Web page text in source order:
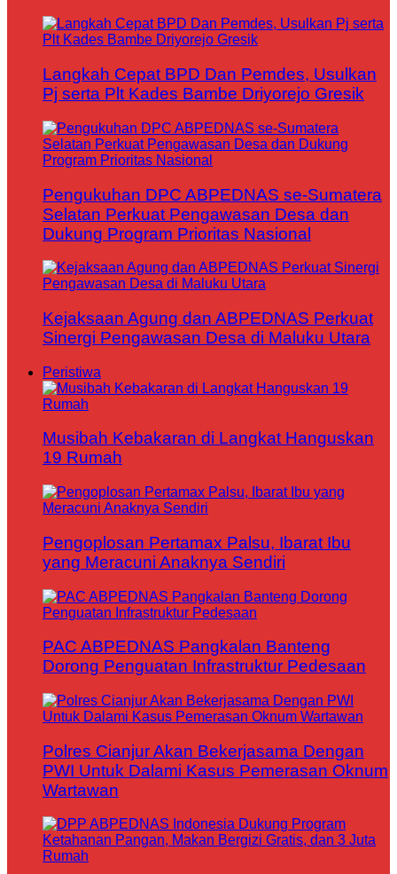
Langkah Cepat BPD Dan Pemdes, Usulkan
Pj serta Plt Kades Bambe Driyorejo Gresik
Pengukuhan DPC ABPEDNAS se-Sumatera
Selatan Perkuat Pengawasan Desa dan
Dukung Program Prioritas Nasional
Kejaksaan Agung dan ABPEDNAS Perkuat
Sinergi Pengawasan Desa di Maluku Utara
Peristiwa
Musibah Kebakaran di Langkat Hanguskan
19 Rumah
Pengoplosan Pertamax Palsu, Ibarat Ibu
yang Meracuni Anaknya Sendiri
PAC ABPEDNAS Pangkalan Banteng
Dorong Penguatan Infrastruktur Pedesaan
Polres Cianjur Akan Bekerjasama Dengan
PWI Untuk Dalami Kasus Pemerasan Oknum
Wartawan